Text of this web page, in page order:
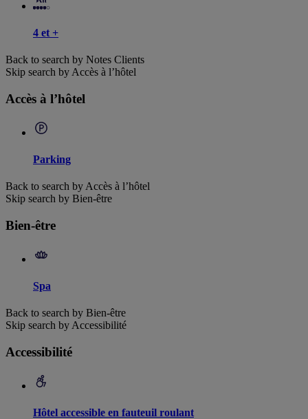
4 et +
Back to search by Notes Clients
Skip search by Accès à l’hôtel
Accès à l’hôtel
Parking
Back to search by Accès à l’hôtel
Skip search by Bien-être
Bien-être
Spa
Back to search by Bien-être
Skip search by Accessibilité
Accessibilité
Hôtel accessible en fauteuil roulant